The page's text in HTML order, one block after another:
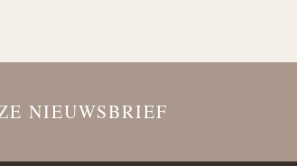
NIEUWSBRIEF